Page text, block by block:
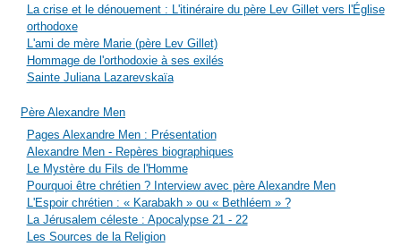
La crise et le dénouement : L'itinéraire du père Lev Gillet vers l'Église
orthodoxe
L'ami de mère Marie (père Lev Gillet)
Hommage de l'orthodoxie à ses exilés
Sainte Juliana Lazarevskaïa
Père Alexandre Men
Pages Alexandre Men : Présentation
Alexandre Men - Repères biographiques
Le Mystère du Fils de l'Homme
Pourquoi être chrétien ? Interview avec père Alexandre Men
L'Espoir chrétien : « Karabakh » ou « Bethléem » ?
La Jérusalem céleste : Apocalypse 21 - 22
Les Sources de la Religion